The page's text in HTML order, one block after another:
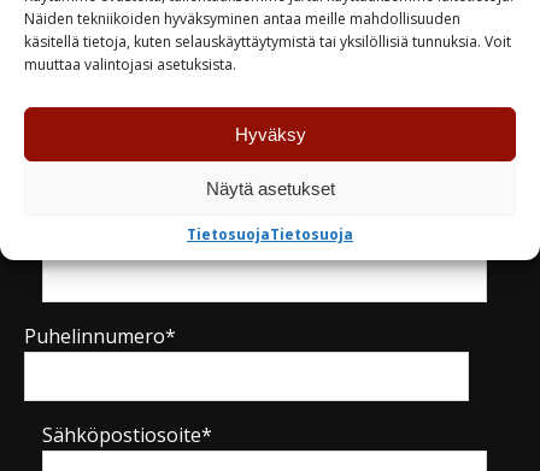
Näiden tekniikoiden hyväksyminen antaa meille mahdollisuuden
käsitellä tietoja, kuten selauskäyttäytymistä tai yksilöllisiä tunnuksia. Voit
muuttaa valintojasi asetuksista.
Hyväksy
Näytä asetukset
TietosuojaTietosuoja
Kysy tuotteesta / ota yhteyttä
Puhelinnumero*
Sähköpostiosoite*